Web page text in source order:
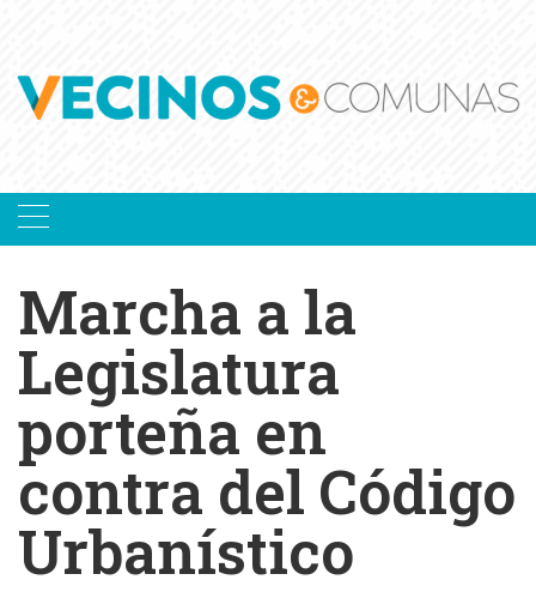
Marcha a la
Legislatura
porteña en
contra del Código
Urbanístico